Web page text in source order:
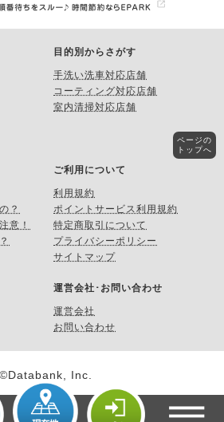
目的別からさがす
手洗い洗車対応店舗
コーティング対応店舗
室内清掃対応店舗
？
意！
ご利用について
利用規約
ポイントサービス利用規約
特定商取引について
プライバシーポリシー
サイトマップ
運営会社･お問い合わせ
運営会社
お問い合わせ
©Databank, Inc.
ページの
トップへ